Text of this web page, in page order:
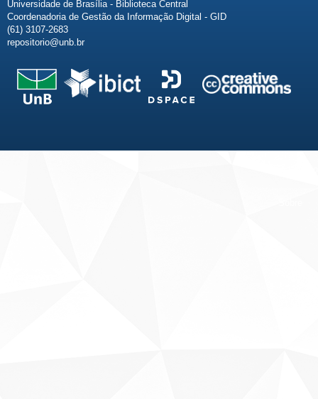
Universidade de Brasília - Biblioteca Central
Coordenadoria de Gestão da Informação Digital - GID
(61) 3107-2683
repositorio@unb.br